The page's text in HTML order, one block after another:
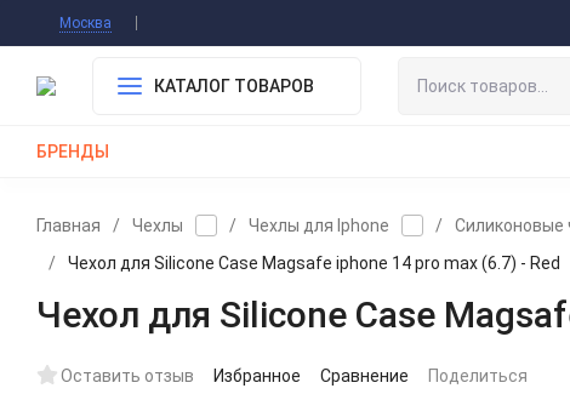
Москва
КАТАЛОГ ТОВАРОВ
БРЕНДЫ
Главная / Чехлы / Чехлы для Iphone / Силиконовые
/
Чехол для Silicone Case Magsafe iphone 14 pro max (6.7) - Red
Чехол для Silicone Case
Оставить отзыв Избранное Сравнение Поделиться